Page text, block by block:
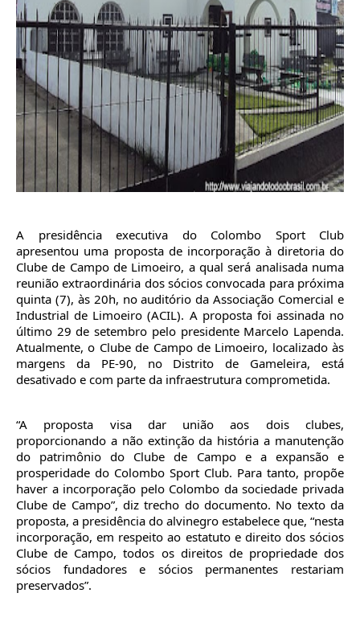
A presidência executiva do Colombo Sport Club
apresentou uma proposta de incorporação à diretoria do
Clube de Campo de Limoeiro, a qual será analisada numa
reunião extraordinária dos sócios convocada para próxima
quinta (7), às 20h, no auditório da Associação Comercial e
Industrial de Limoeiro (ACIL). A proposta foi assinada no
último 29 de setembro pelo presidente Marcelo Lapenda.
Atualmente, o Clube de Campo de Limoeiro, localizado às
margens da PE-90, no Distrito de Gameleira, está
desativado e com parte da infraestrutura comprometida.
“A proposta visa dar união aos dois clubes,
proporcionando a não extinção da história a manutenção
do patrimônio do Clube de Campo e a expansão e
prosperidade do Colombo Sport Club. Para tanto, propõe
haver a incorporação pelo Colombo da sociedade privada
Clube de Campo”, diz trecho do documento. No texto da
proposta, a presidência do alvinegro estabelece que, “nesta
incorporação, em respeito ao estatuto e direito dos sócios
Clube de Campo, todos os direitos de propriedade dos
sócios fundadores e sócios permanentes restariam
preservados”.